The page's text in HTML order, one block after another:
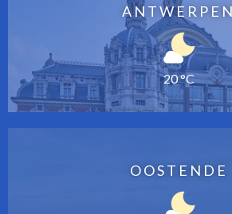
ANTWERPEN
20 °C
OOSTENDE